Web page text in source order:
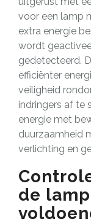
voor een lamp
extra energie
wordt
gedetecteerd.
efficiënter
veiligheid
indringers af te
energie met
duurzaamheid
verlichting en
de